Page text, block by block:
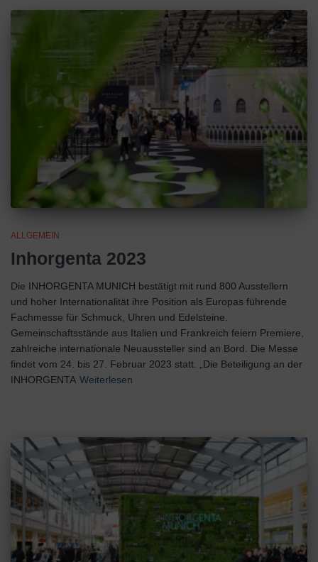
ALLGEMEIN
Inhorgenta 2023
Die INHORGENTA MUNICH bestätigt mit rund 800 Ausstellern
und hoher Internationalität ihre Position als Europas führende
Fachmesse für Schmuck, Uhren und Edelsteine.
Gemeinschaftsstände aus Italien und Frankreich feiern Premiere,
zahlreiche internationale Neuaussteller sind an Bord. Die Messe
findet vom 24. bis 27. Februar 2023 statt. „Die Beteiligung an der
INHORGENTA Weiterlesen